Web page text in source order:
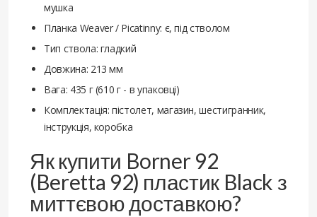
мушка
Планка Weaver / Picatinny: є, під стволом
Тип ствола: гладкий
Довжина: 213 мм
Вага: 435 г (610 г - в упаковці)
Комплектація: пістолет, магазин, шестигранник,
інструкція, коробка
Як купити Borner 92
(Beretta 92) пластик Black з
миттєвою доставкою?